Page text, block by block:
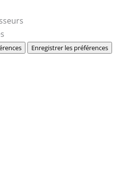
Enregistrer les préférences